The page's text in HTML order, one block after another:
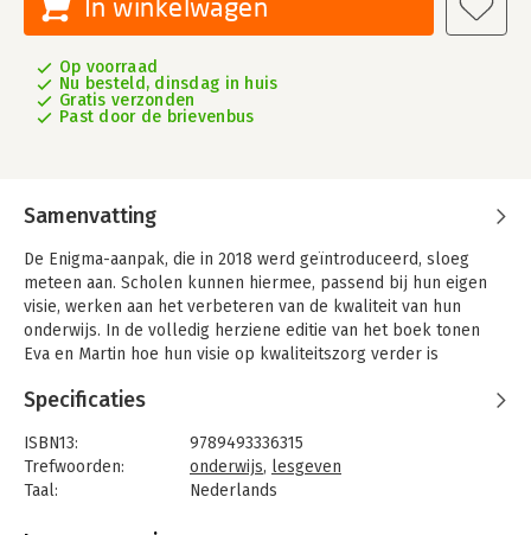
In winkelwagen
Op voorraad
Nu besteld, dinsdag in huis
Gratis verzonden
Past door de brievenbus
Samenvatting
De Enigma-aanpak, die in 2018 werd geïntroduceerd, sloeg
meteen aan. Scholen kunnen hiermee, passend bij hun eigen
visie, werken aan het verbeteren van de kwaliteit van hun
onderwijs. In de volledig herziene editie van het boek tonen
Eva en Martin hoe hun visie op kwaliteitszorg verder is
In deze vernieuwde editie benadrukken de auteurs nog meer
dat het verbeteren van onderwijskwaliteit begint bij het
versterken van het collectief vakmanschap: de samenwerking
van professionals die hun expertise, ervaring en vaardigheden
Specificaties
ISBN13:
9789493336315
Trefwoorden:
onderwijs, lesgeven
Taal:
Nederlands